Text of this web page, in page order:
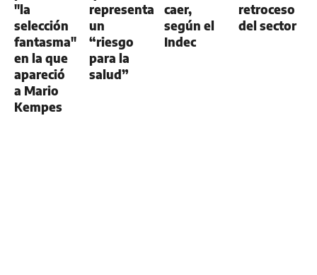
"la
selección
fantasma"
en la que
apareció
a Mario
Kempes
representa
un
“riesgo
para la
salud”
caer,
según el
Indec
retroceso
del sector